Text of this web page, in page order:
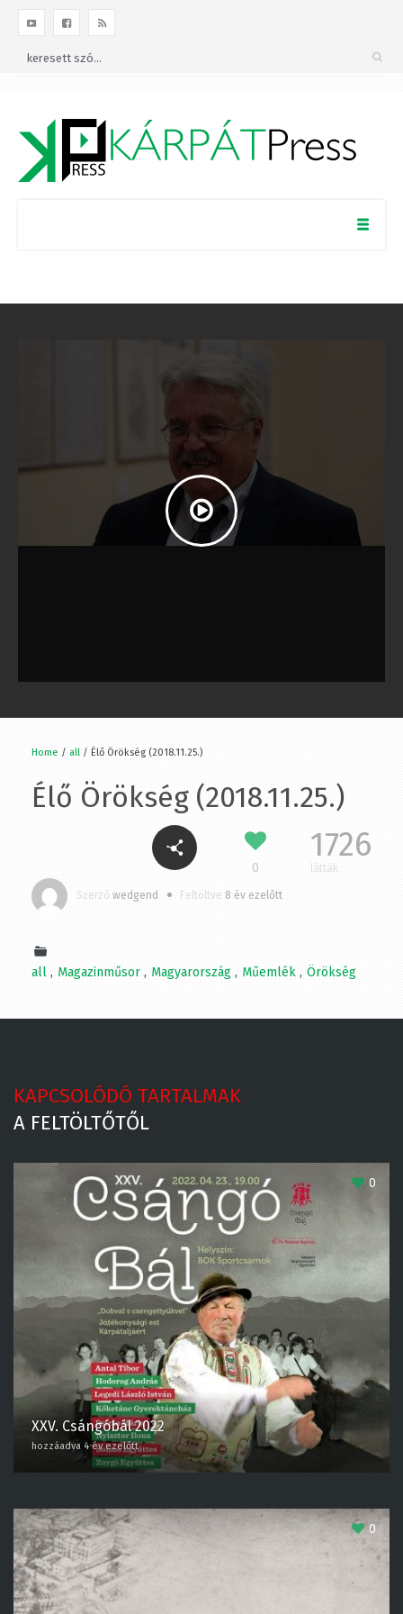
Home / all / Élő Örökség (2018.11.25.)
Élő Örökség (2018.11.25.)
1726
látták
Szerző wedgend Feltöltve 8 év ezelőtt
all Magazinműsor Magyarország
Műemlék
KAPCSOLÓDÓ TARTALMAK
XXV. Csángóbál 2022
hozzáadva 4 év ezelőtt
0